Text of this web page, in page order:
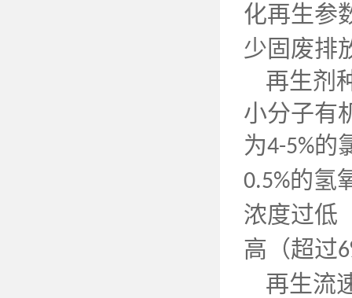
化再生参
少固废排
再生剂
小分子有
为4-5%的
0.5%的氢
浓度过低
高（超过
再生流